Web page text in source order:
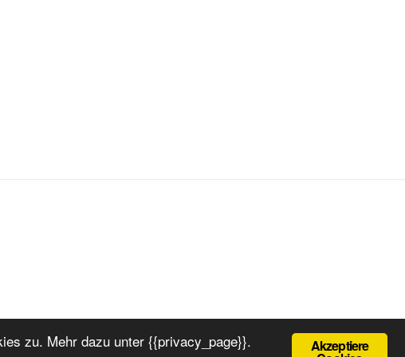
Akzeptiere
zu. Mehr dazu unter {{privacy_page}}.